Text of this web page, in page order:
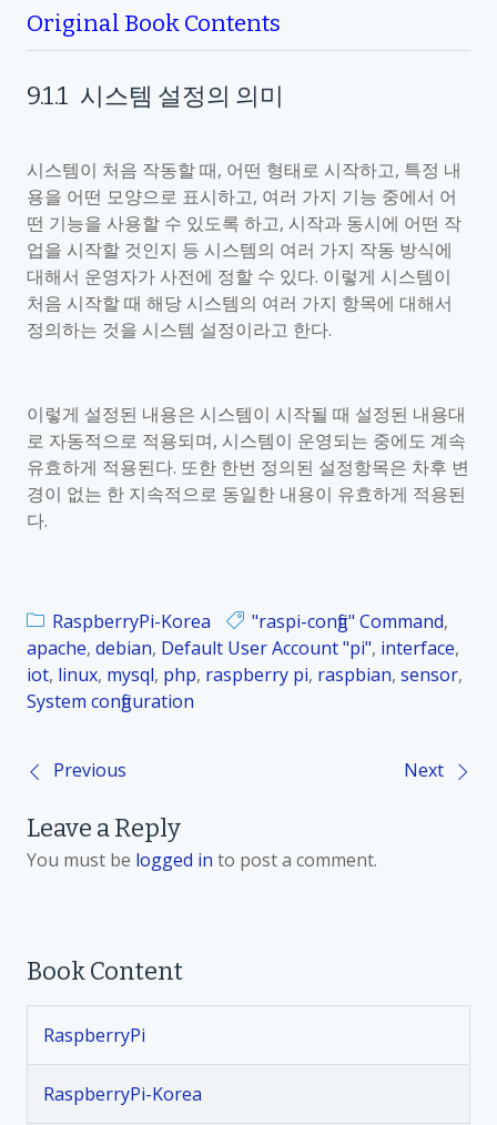
Original Book Contents
9.1.1 시스템 설정의 의미
시스템이 처음 작동할 때, 어떤 형태로 시작하고, 특정 내
용을 어떤 모양으로 표시하고, 여러 가지 기능 중에서 어
떤 기능을 사용할 수 있도록 하고, 시작과 동시에 어떤 작
업을 시작할 것인지 등 시스템의 여러 가지 작동 방식에
대해서 운영자가 사전에 정할 수 있다. 이렇게 시스템이
처음 시작할 때 해당 시스템의 여러 가지 항목에 대해서
정의하는 것을 시스템 설정이라고 한다.
이렇게 설정된 내용은 시스템이 시작될 때 설정된 내용대
로 자동적으로 적용되며, 시스템이 운영되는 중에도 계속
유효하게 적용된다. 또한 한번 정의된 설정항목은 차후 변
경이 없는 한 지속적으로 동일한 내용이 유효하게 적용된
다.
RaspberryPi-Korea "raspi-config" Command,
apache, debian, Default User Account "pi", interface,
iot, linux, mysql, php, raspberry pi, raspbian, sensor,
System configuration
P
o
n
a
v
Previous Next
Leave a Reply
You must be logged in to post a comment.
Book Content
RaspberryPi
RaspberryPi-Korea